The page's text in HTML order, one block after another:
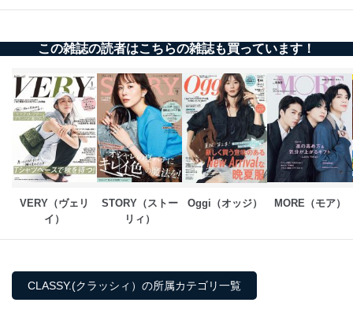
東京都渋谷区南平台町16-11
代表取締役会長 西野 伸一郎
個人情報保護管理者: 経営管理グループディレクター 前
田 嘉也
２．利用目的
当社が取り扱う開示対象個人情報の利用目的は次のとお
りです。
No
個人情報の種類 利用目的
1
当社の定期購読サ
ービス等をご利用
の方の個人情報
のため
個人が特定できない形で取得した
この雑誌の読者はこちらの雑誌も買っています！
VERY（ヴェリ
イ）
STORY（ストー
リィ）
Oggi（オッジ） MORE（モア）
CLASSY.(クラッシィ）の所属カテゴリ一覧